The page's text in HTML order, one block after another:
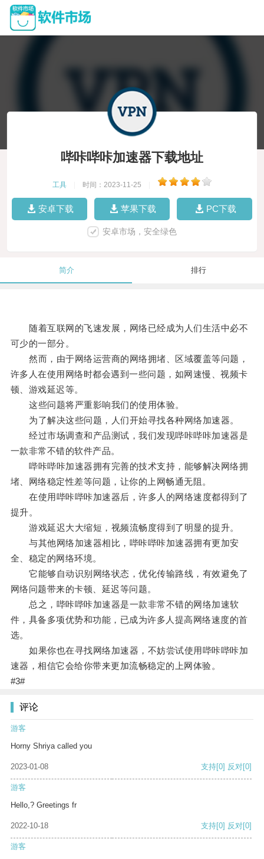
哔咔哔咔加速器下载地址
工具 时间：2023-11-25
安卓下载 苹果下载 PC下载
安卓市场，安全绿色
简介 排行
随着互联网的飞速发展，网络已经成为人们生活中必不
可少的一部分。
然而，由于网络运营商的网络拥堵、区域覆盖等问题，
许多人在使用网络时都会遇到一些问题，如网速慢、视频卡
顿、游戏延迟等。
这些问题将严重影响我们的使用体验。
为了解决这些问题，人们开始寻找各种网络加速器。
经过市场调查和产品测试，我们发现哔咔哔咔加速器是
一款非常不错的软件产品。
哔咔哔咔加速器拥有完善的技术支持，能够解决网络拥
堵、网络稳定性差等问题，让你的上网畅通无阻。
在使用哔咔哔咔加速器后，许多人的网络速度都得到了
提升。
游戏延迟大大缩短，视频流畅度得到了明显的提升。
与其他网络加速器相比，哔咔哔咔加速器拥有更加安
全、稳定的网络环境。
它能够自动识别网络状态，优化传输路线，有效避免了
网络问题带来的卡顿、延迟等问题。
总之，哔咔哔咔加速器是一款非常不错的网络加速软
件，具备多项优势和功能，已成为许多人提高网络速度的首
选。
如果你也在寻找网络加速器，不妨尝试使用哔咔哔咔加
速器，相信它会给你带来更加流畅稳定的上网体验。
#3#
评论
游客
Horny Shriya called you
2023-01-08 支持[0] 反对[0]
游客
Hello,? Greetings fr
2022-10-18 支持[0] 反对[0]
游客